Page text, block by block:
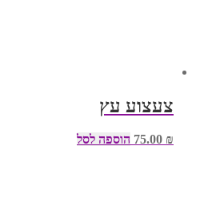
צעצוע עץ
₪ הוספה לסל